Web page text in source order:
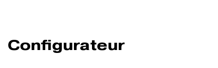
Configurateur